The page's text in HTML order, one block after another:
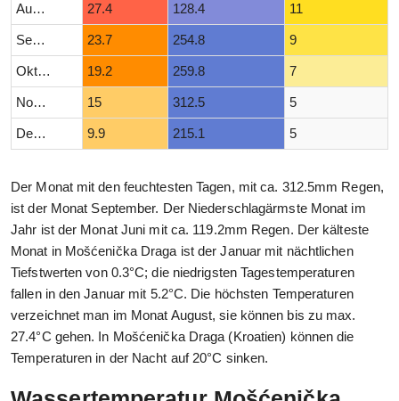
August 27.4 128.4 11
September 23.7 254.8 9
Oktober 19.2 259.8 7
November 15 312.5 5
Dezember 9.9 215.1 5
Der Monat mit den feuchtesten Tagen, mit ca. 312.5mm Regen,
ist der Monat September. Der Niederschlagärmste Monat im
Jahr ist der Monat Juni mit ca. 119.2mm Regen. Der kälteste
Monat in Mošćenička Draga ist der Januar mit nächtlichen
Tiefstwerten von 0.3°C; die niedrigsten Tagestemperaturen
fallen in den Januar mit 5.2°C. Die höchsten Temperaturen
verzeichnet man im Monat August, sie können bis zu max.
27.4°C gehen. In Mošćenička Draga (Kroatien) können die
Temperaturen in der Nacht auf 20°C sinken.